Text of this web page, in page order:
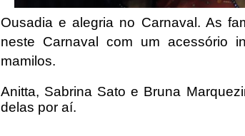
Ousadia e alegria no Carnaval. As
neste Carnaval com um acessório
mamilos.
Anitta, Sabrina Sato e Bruna
delas por aí.